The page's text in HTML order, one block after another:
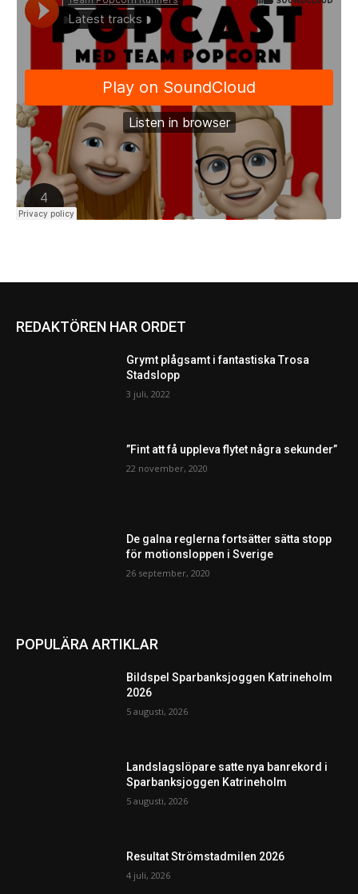
REDAKTÖREN HAR ORDET
Grymt plågsamt i fantastiska Trosa
Stadslopp
3 juli, 2022
”Fint att få uppleva flytet några sekunder”
22 november, 2020
De galna reglerna fortsätter sätta stopp
för motionsloppen i Sverige
26 september, 2020
POPULÄRA ARTIKLAR
Bildspel Sparbanksjoggen Katrineholm
2026
5 augusti, 2026
Landslagslöpare satte nya banrekord i
Sparbanksjoggen Katrineholm
5 augusti, 2026
Resultat Strömstadmilen 2026
4 juli, 2026